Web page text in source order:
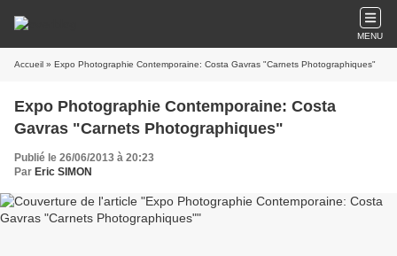
MENU
Accueil » Expo Photographie Contemporaine: Costa Gavras "Carnets Photographiques"
Expo Photographie Contemporaine: Costa
Gavras "Carnets Photographiques"
Publié le 26/06/2013 à 20:23
Par Eric SIMON